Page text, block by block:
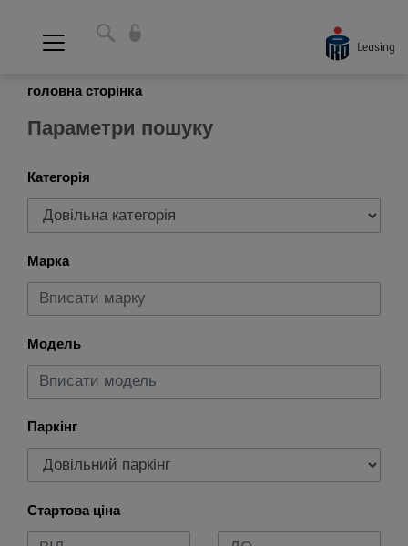
головна сторінка
Параметри пошуку
Категорія
Марка
Модель
Паркінг
Стартова ціна